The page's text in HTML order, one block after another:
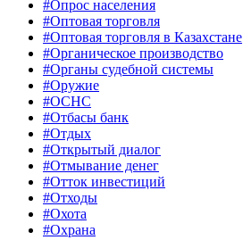
#Опрос населения
#Оптовая торговля
#Оптовая торговля в Казахстане
#Органическое производство
#Органы судебной системы
#Оружие
#ОСНС
#Отбасы банк
#Отдых
#Открытый диалог
#Отмывание денег
#Отток инвестиций
#Отходы
#Охота
#Охрана